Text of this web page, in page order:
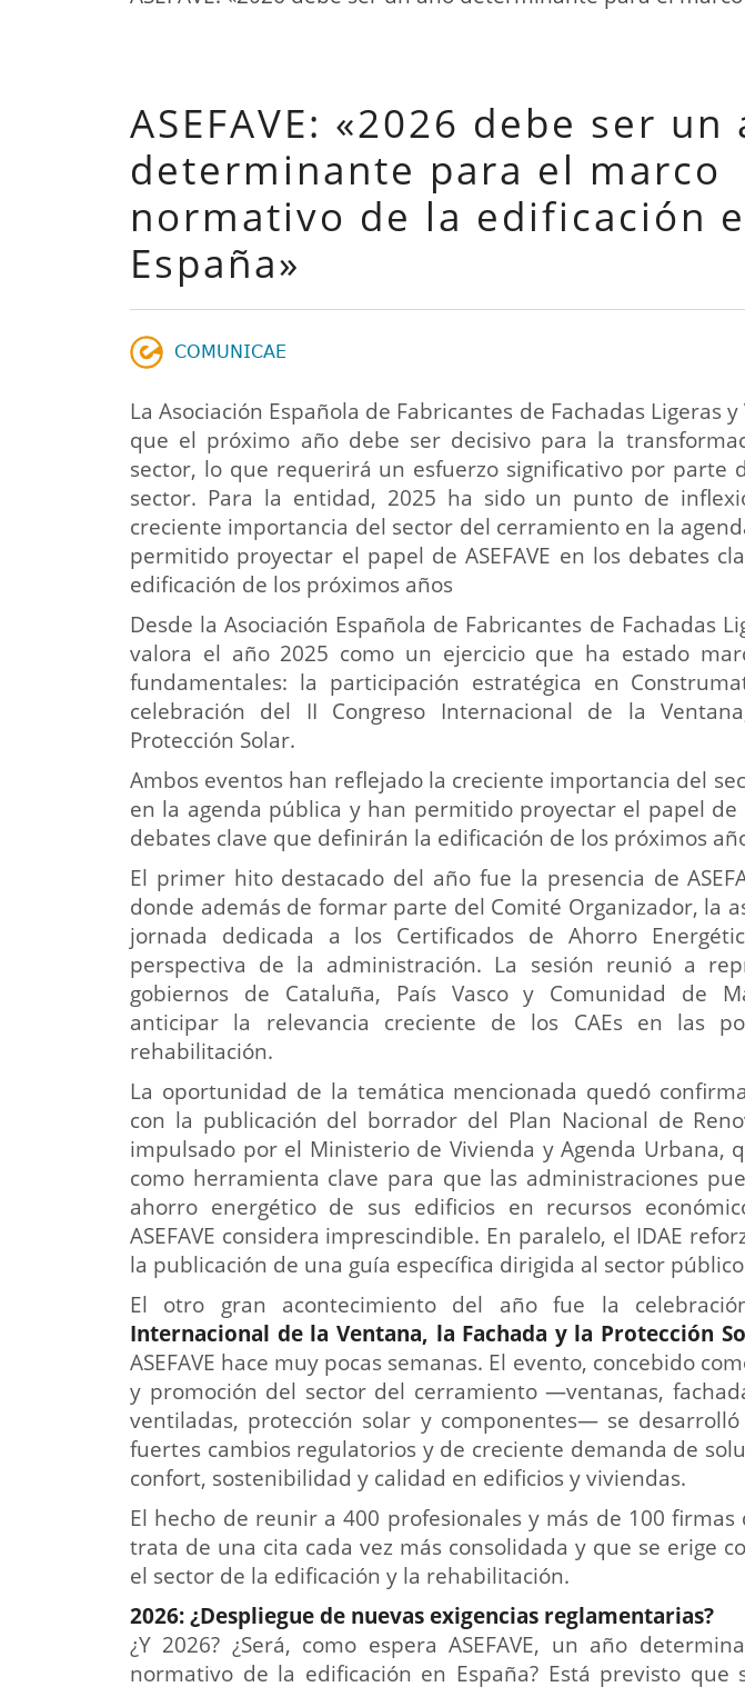
ASEFAVE: «2026 debe ser un
determinante para el marco
normativo de la edificación
España»
𝖢𝖮𝖬𝖴𝖭𝖨𝖢𝖠𝖤
La Asociación Española de Fabricantes de Fachadas Ligeras
que el próximo año debe ser decisivo para la
sector, lo que requerirá un esfuerzo significativo por parte
sector. Para la entidad, 2025 ha sido un punto de
creciente importancia del sector del cerramiento en la
permitido proyectar el papel de ASEFAVE en los debates
edificación de los próximos años
Desde la Asociación Española de Fabricantes de Fachadas
valora el año 2025 como un ejercicio que ha estado
fundamentales: la participación estratégica en
celebración del II Congreso Internacional de la
Protección Solar.
Ambos eventos han reflejado la creciente importancia del
en la agenda pública y han permitido proyectar el papel de
debates clave que definirán la edificación de los próximos
El primer hito destacado del año fue la presencia de
donde además de formar parte del Comité Organizador, la
jornada dedicada a los Certificados de Ahorro
perspectiva de la administración. La sesión reunió a
gobiernos de Cataluña, País Vasco y Comunidad de
anticipar la relevancia creciente de los CAEs en las
rehabilitación.
La oportunidad de la temática mencionada quedó
con la publicación del borrador del Plan Nacional de
impulsado por el Ministerio de Vivienda y Agenda Urbana,
como herramienta clave para que las administraciones
ahorro energético de sus edificios en recursos
ASEFAVE considera imprescindible. En paralelo, el IDAE
la publicación de una guía específica dirigida al sector
El otro gran acontecimiento del año fue la
Internacional de la Ventana, la Fachada y la Protección
ASEFAVE hace muy pocas semanas. El evento, concebido
y promoción del sector del cerramiento —ventanas,
ventiladas, protección solar y componentes— se
fuertes cambios regulatorios y de creciente demanda de
confort, sostenibilidad y calidad en edificios y viviendas.
El hecho de reunir a 400 profesionales y más de 100
trata de una cita cada vez más consolidada y que se erige
el sector de la edificación y la rehabilitación.
2026: ¿Despliegue de nuevas exigencias reglamentarias?
¿Y 2026? ¿Será, como espera ASEFAVE, un año
normativo de la edificación en España? Está previsto que